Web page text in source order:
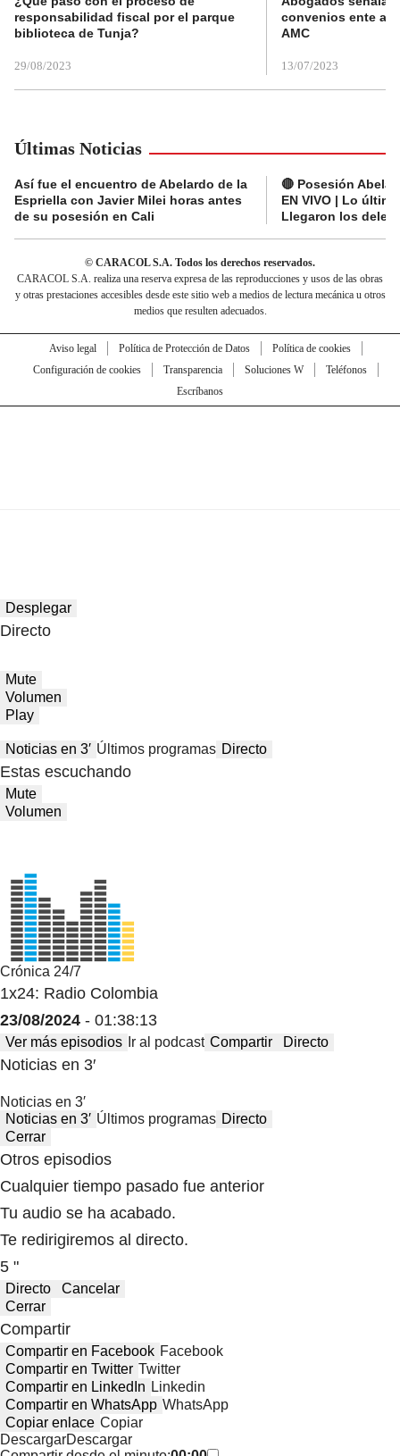
responsabilidad fiscal por el parque
biblioteca de Tunja?
29/08/2023
convenios ente
AMC
13/07/2023
Últimas Noticias
Así fue el encuentro de Abelardo de la
Espriella con Javier Milei horas antes
de su posesión en Cali
🔴 Posesión
EN VIVO | Lo
Llegaron los
© CARACOL S.A. Todos los derechos reservados.
CARACOL S.A. realiza una reserva expresa de las reproducciones y usos de las obras
y otras prestaciones accesibles desde este sitio web a medios de lectura mecánica u otros
medios que resulten adecuados.
Aviso legal Política de Protección de Datos
Política de cookies
Configuración de cookies
Transparencia Soluciones W
Teléfonos
Escríbanos
Desplegar
Directo
Mute
Volumen
Play
Noticias en 3′ Últimos programas Directo
Estas escuchando
Mute
Volumen
Crónica 24/7
1x24: Radio Colombia
23/08/2024 - 01:38:13
Ver más episodios Ir al podcast Compartir Directo
Noticias en 3′
Noticias en 3′
Noticias en 3′ Últimos programas Directo
Cerrar
Otros episodios
Cualquier tiempo pasado fue anterior
Tu audio se ha acabado.
Te redirigiremos al directo.
5 "
Directo
Cancelar
Cerrar
Compartir
Compartir en Facebook Facebook
Compartir en Twitter Twitter
Compartir en LinkedIn Linkedin
Compartir en WhatsApp WhatsApp
Copiar enlace Copiar
DescargarDescargar